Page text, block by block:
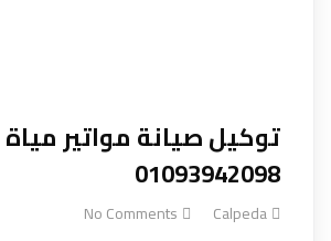
توكيل صيانة مواتير مياة
01093942098
Calpeda
No Comments